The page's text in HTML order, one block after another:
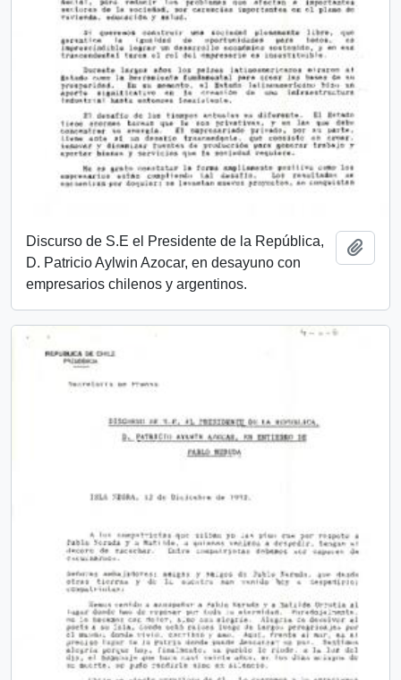
Discurso de S.E el Presidente de la República,
D. Patricio Aylwin Azocar, en desayuno con
empresarios chilenos y argentinos.